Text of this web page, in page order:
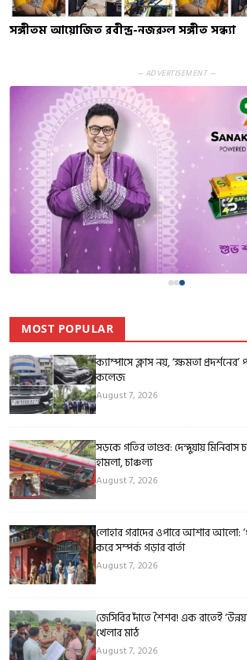
সঙ্গীতম আয়োজিত রবীন্দ্র-নজরুল সঙ্গীত সন্ধ্যা
— ADVERTISEMENT —
MOST POPULAR
ক্যাম্পাসে ক্লাস নয়, ‘ক্ষমতা প্রদর্শনের’
কলেজ
August 7, 2026
সড়কে গতির তাণ্ডব: দেন্দুয়ায়
হামলা, চাঞ্চল্য
August 7, 2026
লোহার গরাদের ওপারে আশার আলো:
করে সম্পর্ক গড়ার বার্তা
August 7, 2026
জেসিবির দাঁতে শৈশব! এক রাতেই
খেলার মাঠ
August 7, 2026